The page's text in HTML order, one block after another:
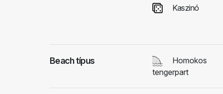
Kaszinó
Beach típus
Homokos
tengerpart